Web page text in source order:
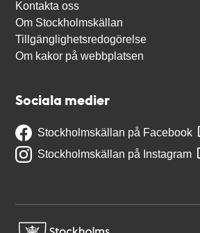
Kontakta oss
Om Stockholmskällan
Tillgänglighetsredogörelse
Om kakor på webbplatsen
Sociala medier
Stockholmskällan på Facebook
Stockholmskällan på Instagram